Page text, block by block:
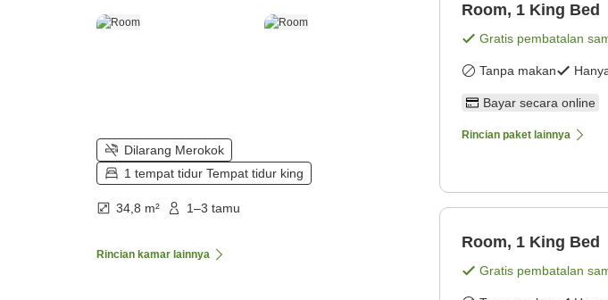
Dilarang Merokok
1 tempat tidur Tempat tidur king
34,8 m² 1–3 tamu
Rincian kamar lainnya
Room, 1 King Bed
Gratis pembatalan
Tanpa makan
Bayar secara online
Rincian paket lainnya
Room, 1 King Bed
Gratis pembatalan